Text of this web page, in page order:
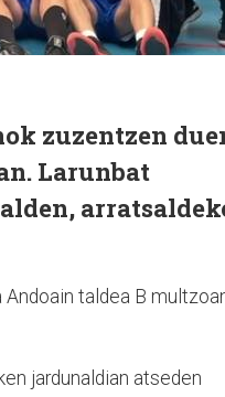
zuzentzen
Larunbat
Andoain taldea B
jardunaldian atseden